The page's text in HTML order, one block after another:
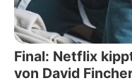
Final: Netflix
von David